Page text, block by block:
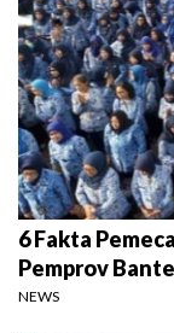
6 Fakta
Pemprov
NEWS